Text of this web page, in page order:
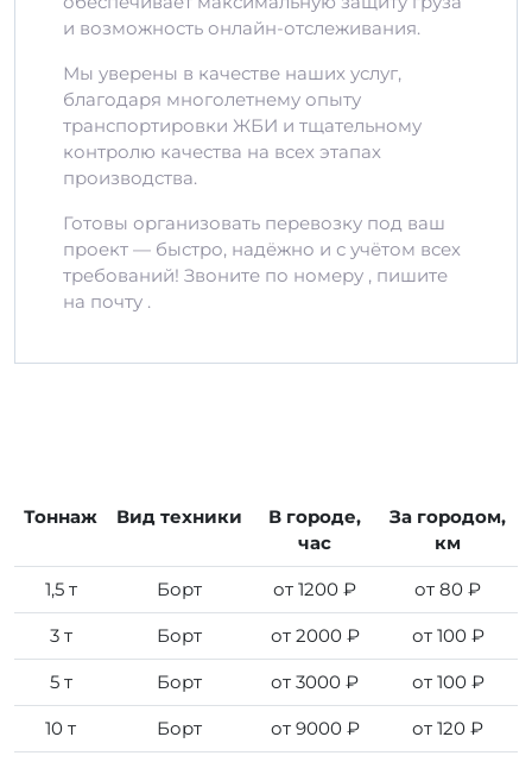
и возможность онлайн-отслеживания.
Мы уверены в качестве наших услуг,
благодаря многолетнему опыту
транспортировки ЖБИ и тщательному
контролю качества на всех этапах
производства.
Готовы организовать перевозку под ваш
проект — быстро, надёжно и с учётом всех
требований! Звоните по номеру , пишите
на почту .
Тоннаж Вид техники
В городе,
час
За городом,
км
1,5 т Борт от 1200 ₽ от 80 ₽
3 т Борт от 2000 ₽ от 100 ₽
5 т Борт от 3000 ₽ от 100 ₽
10 т Борт от 9000 ₽ от 120 ₽